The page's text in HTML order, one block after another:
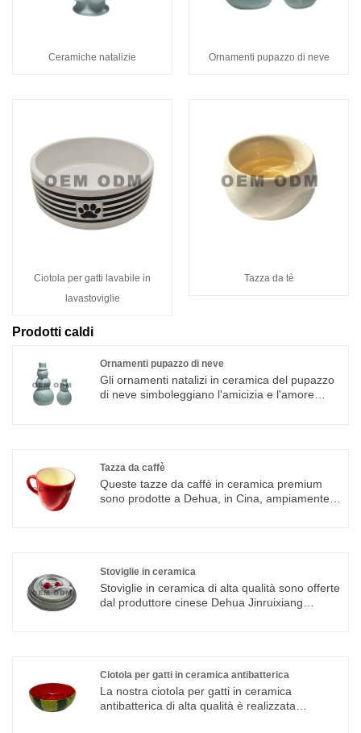
Ceramiche natalizie Ornamenti pupazzo di neve
Ciotola per gatti lavabile in
lavastoviglie
Tazza da tè
Prodotti caldi
Ornamenti pupazzo di neve
Gli ornamenti natalizi in ceramica del pupazzo
di neve simboleggiano l'amicizia e l'amore
come Jesus Christmas Feast. Integriamo
progettazione, ricerca e produzione speciali,
che offrono servizi ODM e OEM
Tazza da caffè
Queste tazze da caffè in ceramica premium
sono prodotte a Dehua, in Cina, ampiamente
qualità con lavorazione stabile e prezzi
competitivi diretti in fabbrica.
Stoviglie in ceramica
Stoviglie in ceramica di alta qualità sono offerte
dal produttore cinese Dehua Jinruixiang
Ciotola per gatti in ceramica antibatterica
La nostra ciotola per gatti in ceramica
antibatterica di alta qualità è realizzata